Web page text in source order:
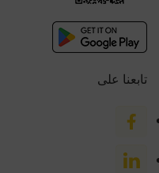
تابعنا على